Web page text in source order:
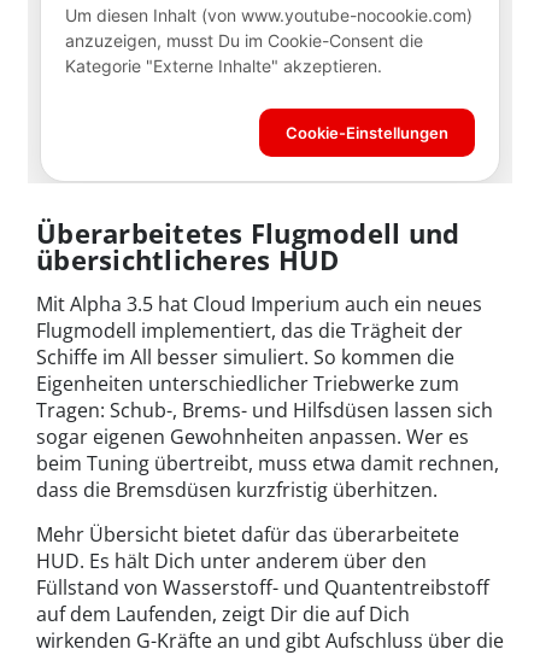
Überarbeitetes Flugmodell und
übersichtlicheres HUD
Mit Alpha 3.5 hat Cloud Imperium auch ein neues
Flugmodell implementiert, das die Trägheit der
Schiffe im All besser simuliert. So kommen die
Eigenheiten unterschiedlicher Triebwerke zum
Tragen: Schub-, Brems- und Hilfsdüsen lassen sich
sogar eigenen Gewohnheiten anpassen. Wer es
beim Tuning übertreibt, muss etwa damit rechnen,
dass die Bremsdüsen kurzfristig überhitzen.
Mehr Übersicht bietet dafür das überarbeitete
HUD. Es hält Dich unter anderem über den
Füllstand von Wasserstoff- und Quantentreibstoff
auf dem Laufenden, zeigt Dir die auf Dich
wirkenden G-Kräfte an und gibt Aufschluss über die